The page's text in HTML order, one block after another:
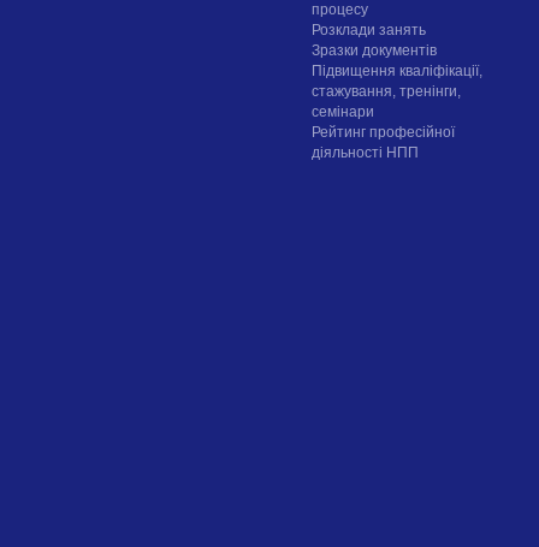
процесу
Розклади занять
Зразки документів
Підвищення кваліфікації,
стажування, тренінги,
семінари
Рейтинг професійної
діяльності НПП